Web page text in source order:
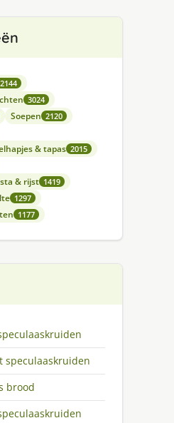
3024
Soepen 2120
& tapas 2015
& rijst 1419
1297
1177
speculaaskruiden
brood